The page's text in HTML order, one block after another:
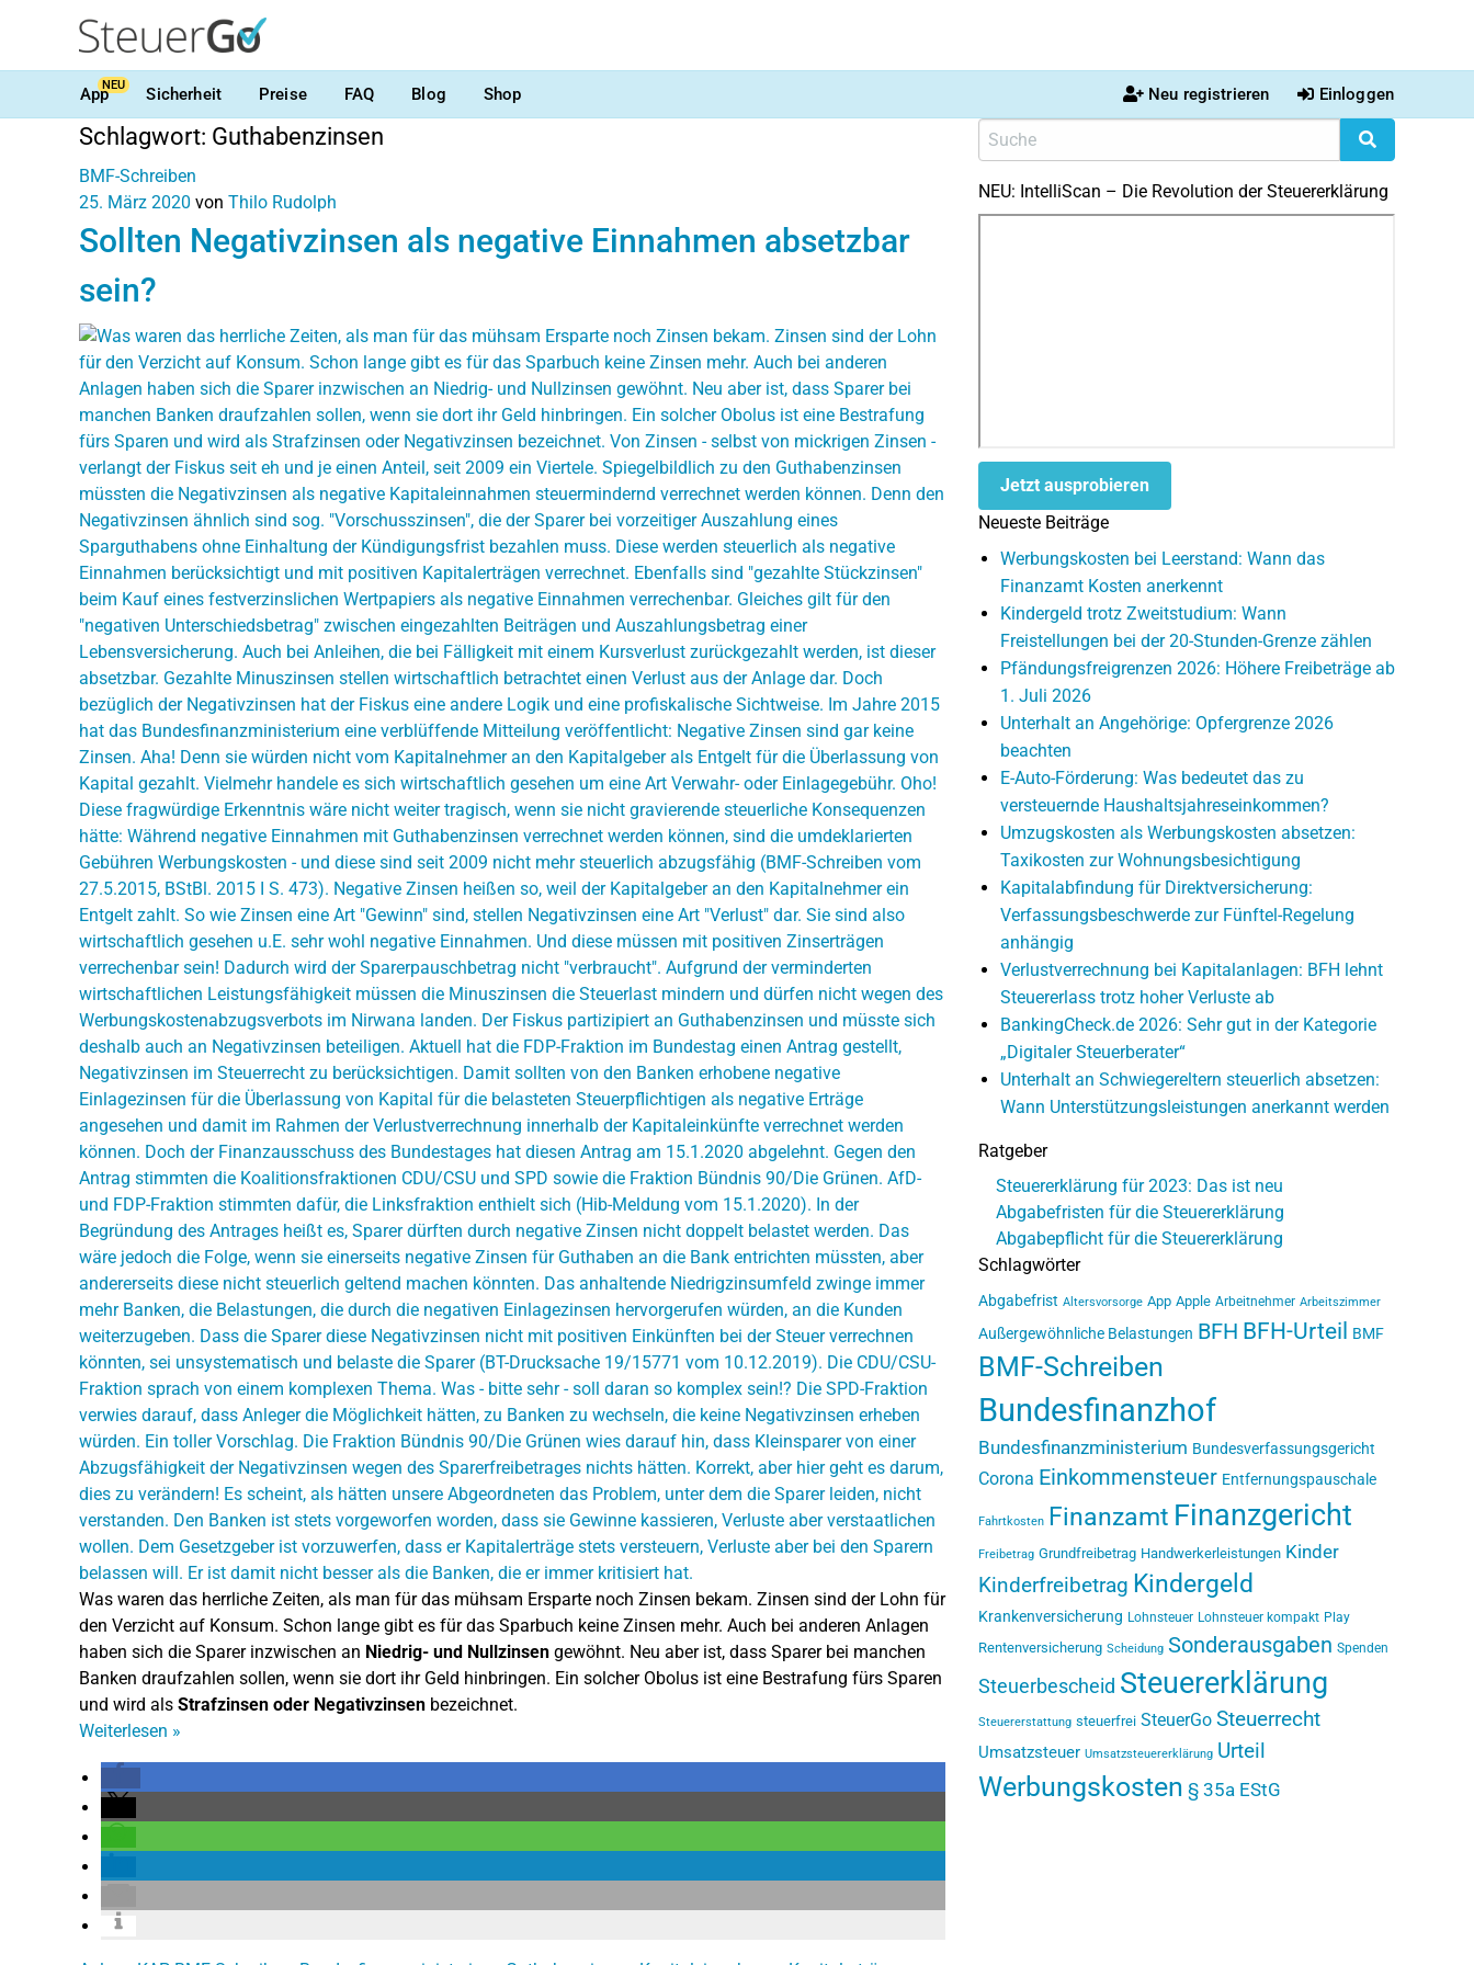
AppNEU Sicherheit Preise FAQ Blog Shop Neu registrieren Einloggen
Schlagwort: Guthabenzinsen
BMF-Schreiben
25. März 2020 von Thilo Rudolph
Sollten Negativzinsen als negative Einnahmen absetzbar
sein?
Was waren das herrliche Zeiten, als man für das mühsam Ersparte noch Zinsen bekam. Zinsen sind der Lohn für
den Verzicht auf Konsum. Schon lange gibt es für das Sparbuch keine Zinsen mehr. Auch bei anderen Anlagen
haben sich die Sparer inzwischen an Niedrig- und Nullzinsen gewöhnt. Neu aber ist, dass Sparer bei manchen
Banken draufzahlen sollen, wenn sie dort ihr Geld hinbringen. Ein solcher Obolus ist eine Bestrafung fürs Sparen
und wird als Strafzinsen oder Negativzinsen bezeichnet.
Weiterlesen »
NEU: IntelliScan – Die Revolution der Steuererklärung
Jetzt ausprobieren
Neueste Beiträge
Werbungskosten bei Leerstand: Wann das
Finanzamt Kosten anerkennt
Kindergeld trotz Zweitstudium: Wann
Freistellungen bei der 20-Stunden-Grenze zählen
Pfändungsfreigrenzen 2026: Höhere Freibeträge ab
1. Juli 2026
Unterhalt an Angehörige: Opfergrenze 2026
beachten
E-Auto-Förderung: Was bedeutet das zu
versteuernde Haushaltsjahreseinkommen?
Umzugskosten als Werbungskosten absetzen:
Taxikosten zur Wohnungsbesichtigung
Kapitalabfindung für Direktversicherung:
Verfassungsbeschwerde zur Fünftel-Regelung
anhängig
Verlustverrechnung bei Kapitalanlagen: BFH lehnt
Steuererlass trotz hoher Verluste ab
BankingCheck.de 2026: Sehr gut in der Kategorie
„Digitaler Steuerberater“
Unterhalt an Schwiegereltern steuerlich absetzen:
Wann Unterstützungsleistungen anerkannt werden
Ratgeber
Steuererklärung für 2023: Das ist neu
Abgabefristen für die Steuererklärung
Abgabepflicht für die Steuererklärung
Schlagwörter
Abgabefrist Altersvorsorge App Apple Arbeitnehmer Arbeitszimmer
Außergewöhnliche Belastungen BFH BFH-Urteil BMF
BMF-Schreiben
Bundesfinanzhof
Bundesfinanzministerium Bundesverfassungsgericht
Corona Einkommensteuer Entfernungspauschale
Fahrtkosten Finanzamt Finanzgericht
Freibetrag Grundfreibetrag Handwerkerleistungen Kinder
Kinderfreibetrag Kindergeld
Krankenversicherung Lohnsteuer Lohnsteuer kompakt Play
Rentenversicherung Scheidung Sonderausgaben Spenden
Steuerbescheid Steuererklärung
Steuererstattung steuerfrei SteuerGo Steuerrecht
Umsatzsteuer Umsatzsteuererklärung Urteil
Werbungskosten § 35a EStG